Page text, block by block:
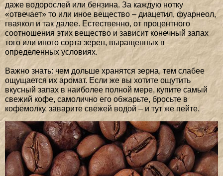
даже водорослей или бензина. За каждую нотку
«отвечает» то или иное вещество – диацетил, фуарнеол,
гваякол и так далее. Естественно, от процентного
соотношения этих вещество и зависит конечный запах
того или иного сорта зерен, выращенных в
определенных условиях.
Важно знать: чем дольше хранятся зерна, тем слабее
ощущается их аромат. Если же вы хотите ощутить
вкусный запах в наиболее полной мере, купите самый
свежий кофе, самолично его обжарьте, бросьте в
кофемолку, заварите свежей водой – и тут же пейте.